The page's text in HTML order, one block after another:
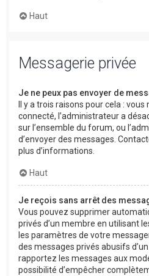
Haut
Messagerie privée
Je ne peux pas envoyer de
Il y a trois raisons pour cela :
connecté, l’administrateur a
sur l’ensemble du forum, ou
d’envoyer des messages.
plus d’informations.
Haut
Je reçois sans arrêt des
Vous pouvez supprimer
privés d’un membre en utilisant
les paramètres de votre
des messages privés abusifs
rapportez les messages aux
possibilité d’empêcher